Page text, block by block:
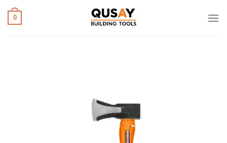
للمحتوى
0